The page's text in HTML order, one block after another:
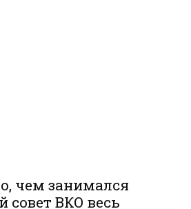
чем занимался
ВКО весь